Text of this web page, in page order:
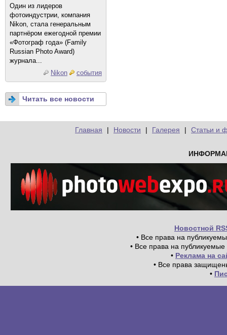
Один из лидеров
фотоиндустрии, компания
Nikon, стала генеральным
партнёром ежегодной премии
«Фотограф года» (Family
Russian Photo Award)
журнала...
Nikon
события
Читать все новости
Главная | Новости | Галерея | Статьи и
Новостной
• Все права на
• Все права на
• Реклама на
• Все права
•